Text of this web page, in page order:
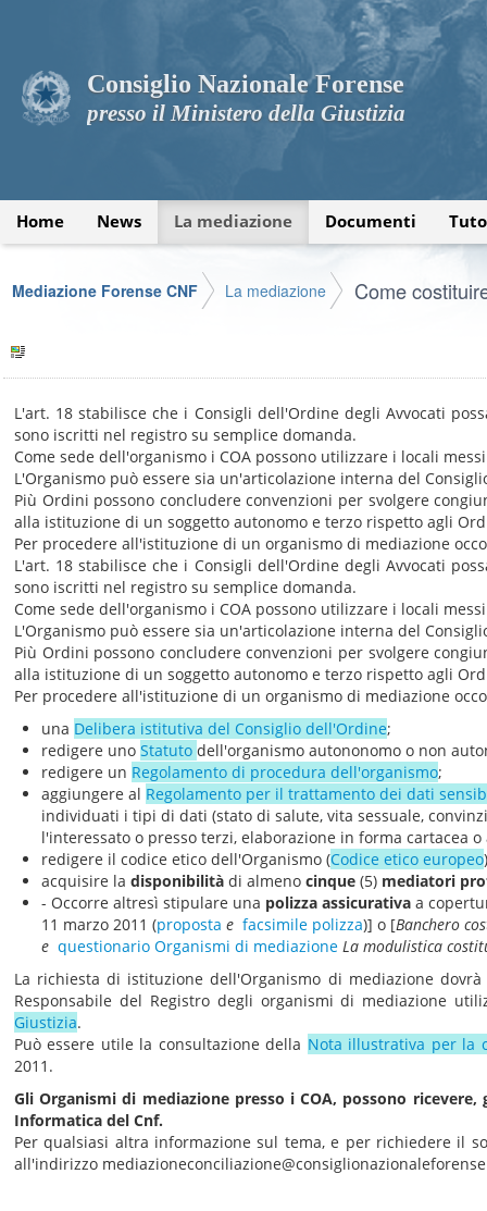
Consiglio Nazionale Forense
presso il Ministero della Giustizia
Home News La mediazione Documenti
Mediazione Forense CNF La mediazione Come
L'art. 18 stabilisce che i Consigli dell'Ordine degli Avvocati
sono iscritti nel registro su semplice domanda.
Come sede dell'organismo i COA possono utilizzare i locali
L'Organismo può essere sia un'articolazione interna del
Più Ordini possono concludere convenzioni per svolgere
alla istituzione di un soggetto autonomo e terzo rispetto agli
Per procedere all'istituzione di un organismo di mediazione
L'art. 18 stabilisce che i Consigli dell'Ordine degli Avvocati
sono iscritti nel registro su semplice domanda.
Come sede dell'organismo i COA possono utilizzare i locali
L'Organismo può essere sia un'articolazione interna del
Più Ordini possono concludere convenzioni per svolgere
alla istituzione di un soggetto autonomo e terzo rispetto agli
Per procedere all'istituzione di un organismo di mediazione
una Delibera istitutiva del Consiglio dell'Ordine;
redigere uno Statuto dell'organismo autononomo o non
redigere un Regolamento di procedura dell'organismo;
aggiungere al Regolamento per il trattamento dei dati
individuati i tipi di dati (stato di salute, vita sessuale,
l'interessato o presso terzi, elaborazione in forma cartacea o
redigere il codice etico dell'Organismo (Codice etico europeo
acquisire la disponibilità di almeno cinque (5) mediatori
- Occorre altresì stipulare una polizza assicurativa a
11 marzo 2011 (proposta e facsimile polizza)] o [Banchero
e questionario Organismi di mediazione La modulistica
La richiesta di istituzione dell'Organismo di mediazione
Responsabile del Registro degli organismi di mediazione
Giustizia.
Può essere utile la consultazione della Nota illustrativa per la
2011.
Gli Organismi di mediazione presso i COA, possono
Informatica del Cnf.
Per qualsiasi altra informazione sul tema, e per richiedere il
all'indirizzo